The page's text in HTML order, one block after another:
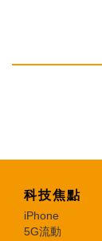
科技焦點
iPhone
5G流動